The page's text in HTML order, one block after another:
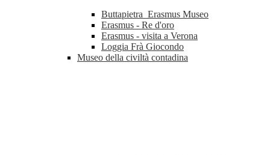
Buttapietra_Erasmus Museo
Erasmus - Re d'oro
Erasmus - visita a Verona
Loggia Frà Giocondo
Museo della civiltà contadina